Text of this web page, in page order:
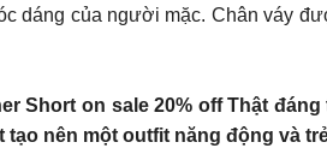
dáng của người mặc. Chân váy
Short on sale 20% off Thật
nên một outfit năng động và